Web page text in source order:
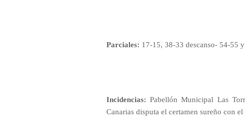
Parciales: 17-15, 38-33 descanso- 54-55
Incidencias: Pabellón Municipal Las
Canarias disputa el certamen sureño con